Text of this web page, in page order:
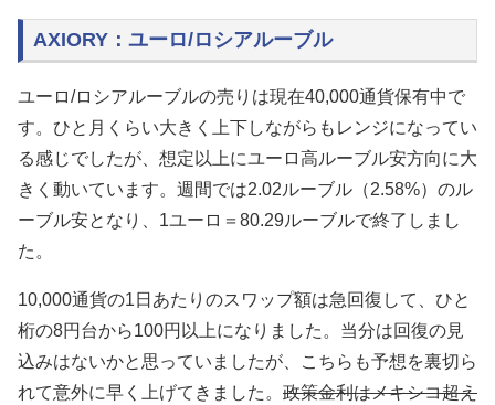
AXIORY：ユーロ/ロシアルーブル
ユーロ/ロシアルーブルの売りは現在40,000通貨保有中で
す。ひと月くらい大きく上下しながらもレンジになってい
る感じでしたが、想定以上にユーロ高ルーブル安方向に大
きく動いています。週間では2.02ルーブル（2.58%）のル
ーブル安となり、1ユーロ＝80.29ルーブルで終了しまし
た。
10,000通貨の1日あたりのスワップ額は急回復して、ひと
桁の8円台から100円以上になりました。当分は回復の見
込みはないかと思っていましたが、こちらも予想を裏切ら
れて意外に早く上げてきました。 政策金利はメキシコ超え